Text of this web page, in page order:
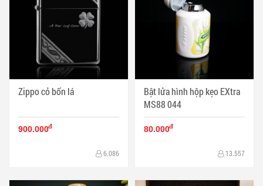
Zippo cỏ bốn lá
900.000đ
6.086
Bật lửa hình hộp kẹo EXtra
MS88 044
80.000đ
13.557